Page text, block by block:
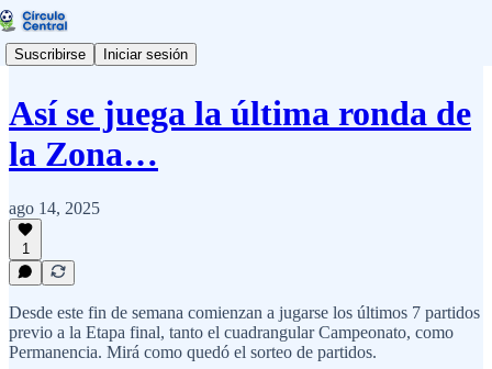
Suscribirse Iniciar sesión
Así se juega la última ronda de
la Zona…
ago 14, 2025
1
Desde este fin de semana comienzan a jugarse los últimos 7 partidos
previo a la Etapa final, tanto el cuadrangular Campeonato, como
Permanencia. Mirá como quedó el sorteo de partidos.